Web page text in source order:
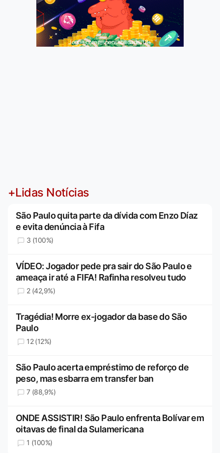
Jogue com responsabilidade. 18+
+Lidas Notícias
São Paulo quita parte da dívida com Enzo Díaz
e evita denúncia à Fifa
3 (100%)
VÍDEO: Jogador pede pra sair do São Paulo e
ameaça ir até a FIFA! Rafinha resolveu tudo
2 (42,9%)
Tragédia! Morre ex-jogador da base do São
Paulo
12 (12%)
São Paulo acerta empréstimo de reforço de
peso, mas esbarra em transfer ban
7 (88,9%)
ONDE ASSISTIR! São Paulo enfrenta Bolívar em
oitavas de final da Sulamericana
1 (100%)